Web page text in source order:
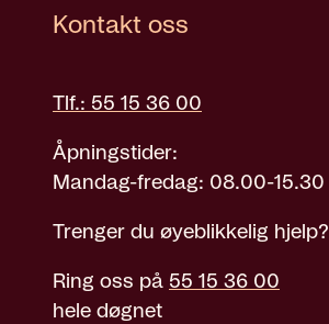
Kontakt oss
Tlf.: 55 15 36 00
Åpningstider:
Mandag-fredag: 08.00-15.30
Trenger du øyeblikkelig hjelp?
Ring oss på 55 15 36 00
hele døgnet